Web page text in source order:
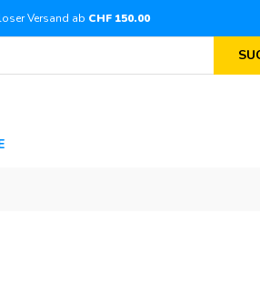
Versand ab CHF 150.00